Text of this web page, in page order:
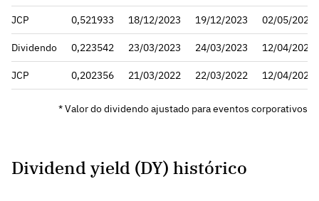
JCP 0,521933 18/12/2023 19/12/2023 02/05/2024
Dividendo 0,223542 23/03/2023 24/03/2023 12/04/2023
JCP 0,202356 21/03/2022 22/03/2022 12/04/2022
* Valor do dividendo ajustado para eventos corporativos
Dividend yield (DY) histórico